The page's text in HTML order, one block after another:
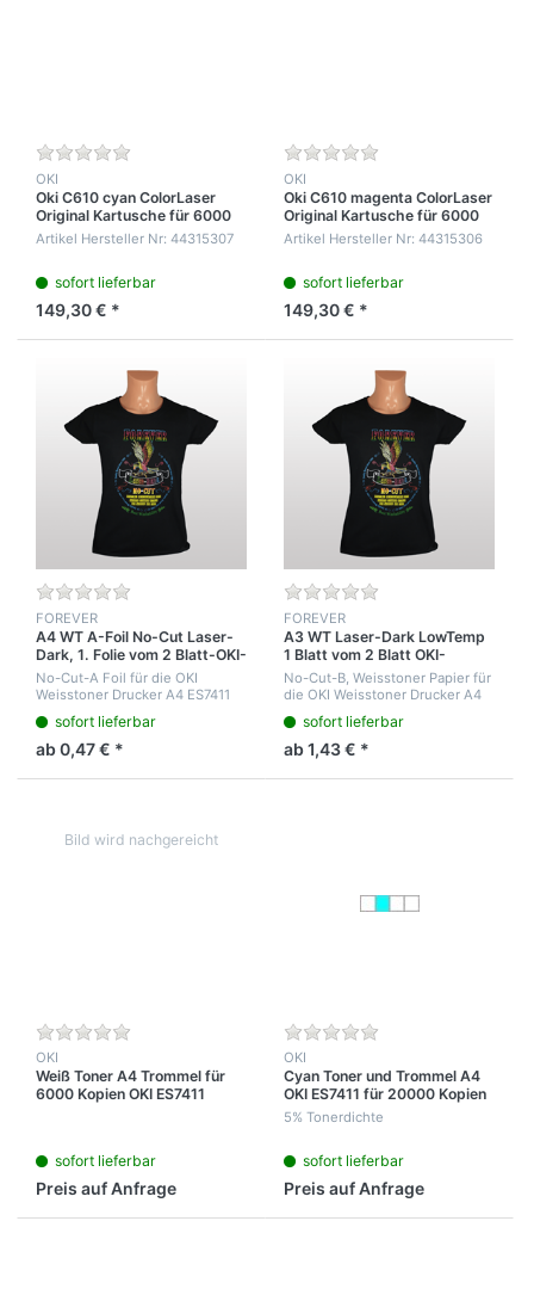
OKI
Oki C610 cyan ColorLaser
Original Kartusche für 6000
Seiten
Artikel Hersteller Nr: 44315307
sofort lieferbar
149,30 € *
OKI
Oki C610 magenta ColorLaser
Original Kartusche für 6000
Seiten
Artikel Hersteller Nr: 44315306
sofort lieferbar
149,30 € *
FOREVER
A4 WT A-Foil No-Cut Laser-
Dark, 1. Folie vom 2 Blatt-OKI-
Weißdruck System
No-Cut-A Foil für die OKI
Weisstoner Drucker A4 ES7411
und A3 ES9420 WT / ES8432
Laser-Dark NoCut holt das Toner
Image aus dem Drucker.
sofort lieferbar
ab 0,47 € *
FOREVER
A3 WT Laser-Dark LowTemp
1 Blatt vom 2 Blatt OKI-
Weißdruck System
No-Cut-B, Weisstoner Papier für
die OKI Weisstoner Drucker A4
ES7411 und A3 ES9420 WT.-
Laser-Dark NoCut Low-Temp B,
9500095020 ergibt den
freigestellten we...
sofort lieferbar
ab 1,43 € *
OKI
Weiß Toner A4 Trommel für
6000 Kopien OKI ES7411
sofort lieferbar
Preis auf Anfrage
OKI
Cyan Toner und Trommel A4
OKI ES7411 für 20000 Kopien
5% Tonerdichte
sofort lieferbar
Preis auf Anfrage